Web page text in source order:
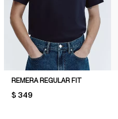
REMERA REGULAR FIT
PRICE:
$ 349